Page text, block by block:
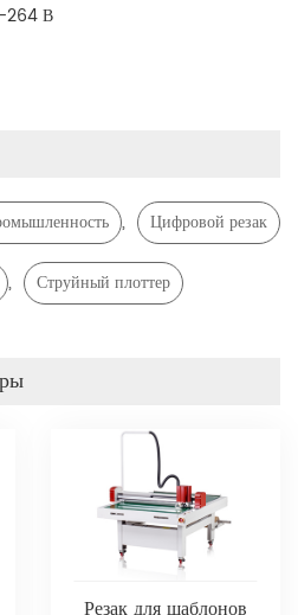
264 В
, Цифровой резак
, Струйный плоттер
Резак для шаблонов